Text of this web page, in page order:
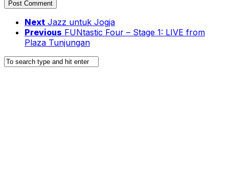
Next Jazz untuk Jogja
Previous FUNtastic Four – Stage 1: LIVE from
Plaza Tunjungan